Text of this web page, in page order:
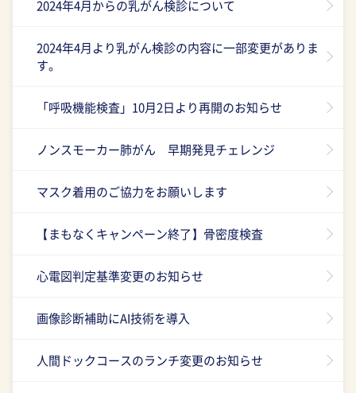
2024年4月からの乳がん検診について
2024年4月より乳がん検診の内容に一部変更がありま
す。
「呼吸機能検査」10月2日より再開のお知らせ
ノンスモーカー肺がん 早期発見チェレンジ
マスク着用のご協力をお願いします
【まもなくキャンペーン終了】骨密度検査
心電図判定基準変更のお知らせ
画像診断補助にAI技術を導入
人間ドックコースのランチ変更のお知らせ